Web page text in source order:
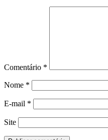
Comentário *
Nome *
E-mail *
Site